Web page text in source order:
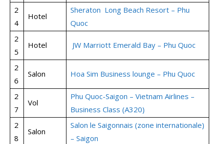
2
4
Hotel
Sheraton Long Beach Resort – Phu
Quoc
2
5
Hotel JW Marriott Emerald Bay – Phu Quoc
2
6
Salon Hoa Sim Business lounge – Phu Quoc
2
7
Vol
Phu Quoc-Saigon – Vietnam Airlines –
Business Class (A320)
2
8
Salon
Salon le Saigonnais (zone internationale)
– Saigon